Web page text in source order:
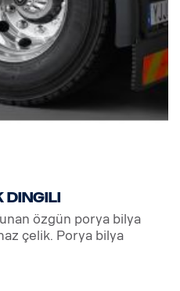
dingili
özgün porya bilya
çelik. Porya bilya